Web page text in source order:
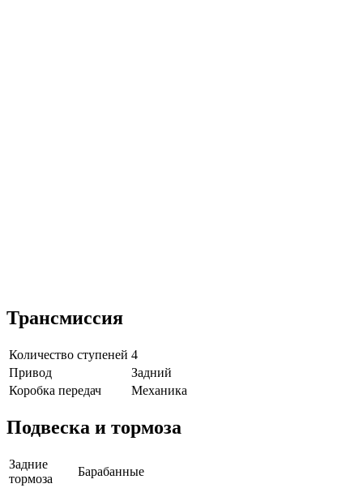
Трансмиссия
Количество ступеней 4
Привод
Задний
Коробка передач
Механика
Подвеска и тормоза
Задние
тормоза
Барабанные